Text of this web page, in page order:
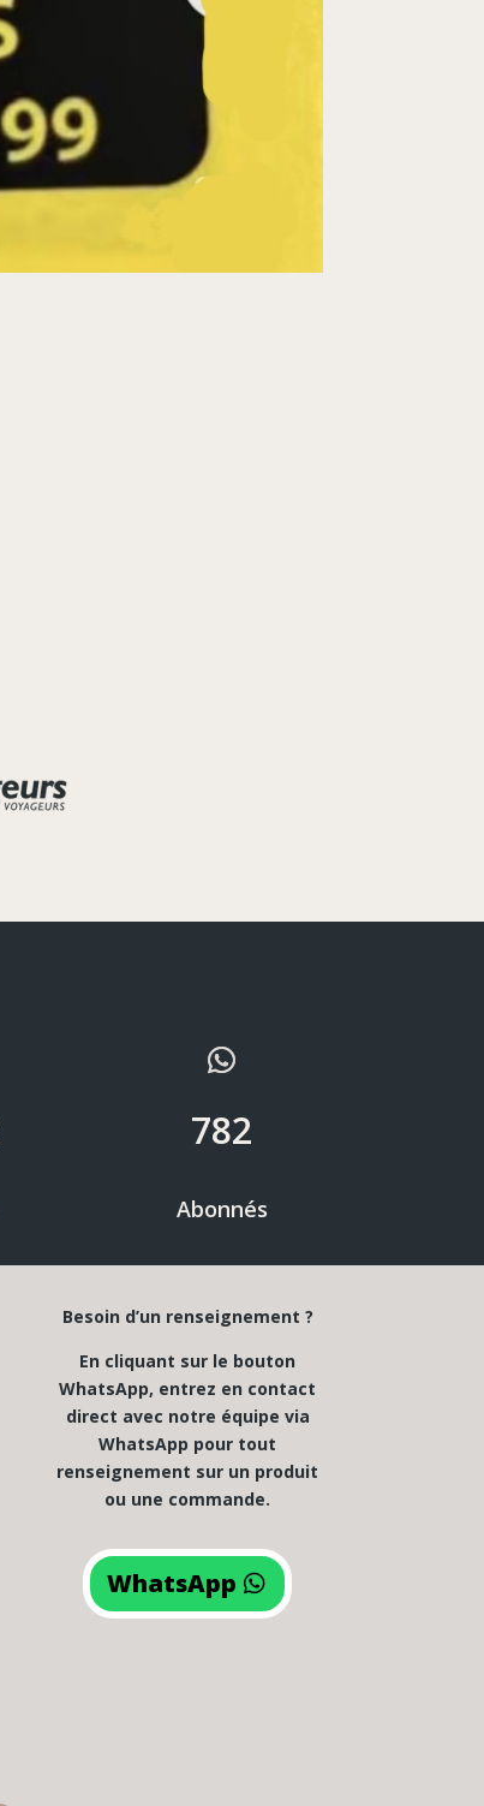
782
Abonnés
Besoin d’un renseignement ?
En cliquant sur le bouton
WhatsApp, entrez en contact
direct avec notre équipe via
WhatsApp pour tout
renseignement sur un produit
ou une commande.
WhatsApp